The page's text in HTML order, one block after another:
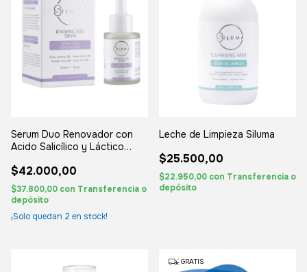
Serum Duo Renovador con
Acido Salicílico y Láctico
$42.000,00
$37.800,00 con Transferencia o
depósito
¡Solo quedan 2 en stock!
Leche de Limpieza Siluma
$25.500,00
$22.950,00 con Transferencia o
depósito
GRATIS